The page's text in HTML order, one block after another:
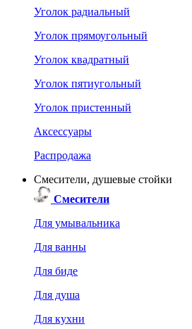
Уголок радиальный
Уголок прямоугольный
Уголок квадратный
Уголок пятиугольный
Уголок пристенный
Аксессуары
Распродажа
Смесители, душевые стойки
Смесители
Для умывальника
Для ванны
Для биде
Для душа
Для кухни